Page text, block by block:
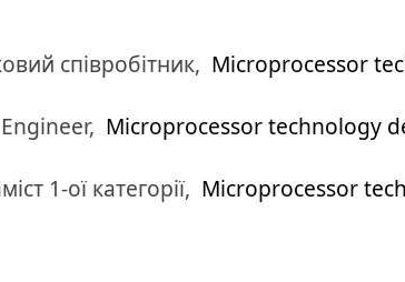
співробітник, Microprocessor
Microprocessor technology
1-ої категорії, Microprocessor